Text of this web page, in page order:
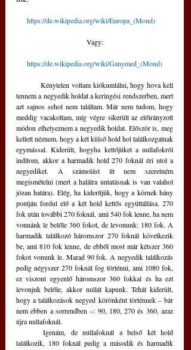
https://de.wikipedia.org/wiki/Europa_(Mond)
Vagy:
https://de.wikipedia.org/wiki/Ganymed_(Mond)
tennem a negyedik holdat a keringési rendszerben, mert
azt sajnos sehol nem találtam. Már nem tudom, hogy
meddig vacakoltam, míg végre sikerült az előirányzott
módon elhelyeznem a negyedik holdat. Először is, meg
kellett néznem, hogy a két külső hold hol találkozgatnak
egymással. Kiderült, hogyha kettőjüket a nullafokról
indítom, akkor a harmadik hold 270 foknál éri utol a
negyediket. A számolást itt nem szeretném
megismételni (mert a halálra untatásnak is van valahol
józan határa). Elég, ha kiderítjük, hogy a körnek hány
pontján fordul elő a két hold kettős együttállása. 270
fok után további 270 foknál, ami 540 fok lenne, ha nem
vonnánk le belőle 360 fokot, de levonunk: 180 fok. A
harmadik találkozó háromszor 270 foknál következik
be, ami 810 fok lenne, de ebből most már kétszer 360
fokot vonunk le. Marad 90 fok. A negyedik találkozás
pedig négyszer 270 foknál fog történni, ami 1080 fok,
ez viszont egyenlő háromszor 360 fokkal és ha ezt
levonjuk belőle, akkor nullát kapunk. Tehát kiderült,
hogy a találkozások negyed körönként történnek – bár
nem ebben a sorrendben –: 90, 180, 270 és 360, azaz
újra nullafoknál.
	Igenám, de nullafoknál a belső két hold
találkozik, 180 foknál pedig a második és harmadik